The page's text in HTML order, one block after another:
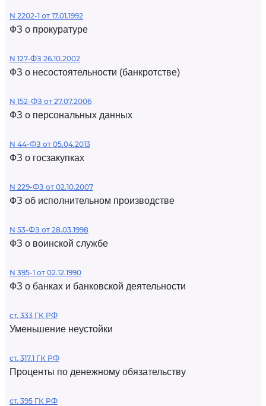
N 2202-1 от 17.01.1992
ФЗ о прокуратуре
N 127-ФЗ 26.10.2002
ФЗ о несостоятельности (банкротстве)
N 152-ФЗ от 27.07.2006
ФЗ о персональных данных
N 44-ФЗ от 05.04.2013
ФЗ о госзакупках
N 229-ФЗ от 02.10.2007
ФЗ об исполнительном производстве
N 53-ФЗ от 28.03.1998
ФЗ о воинской службе
N 395-1 от 02.12.1990
ФЗ о банках и банковской деятельности
ст. 333 ГК РФ
Уменьшение неустойки
ст. 317.1 ГК РФ
Проценты по денежному обязательству
ст. 395 ГК РФ